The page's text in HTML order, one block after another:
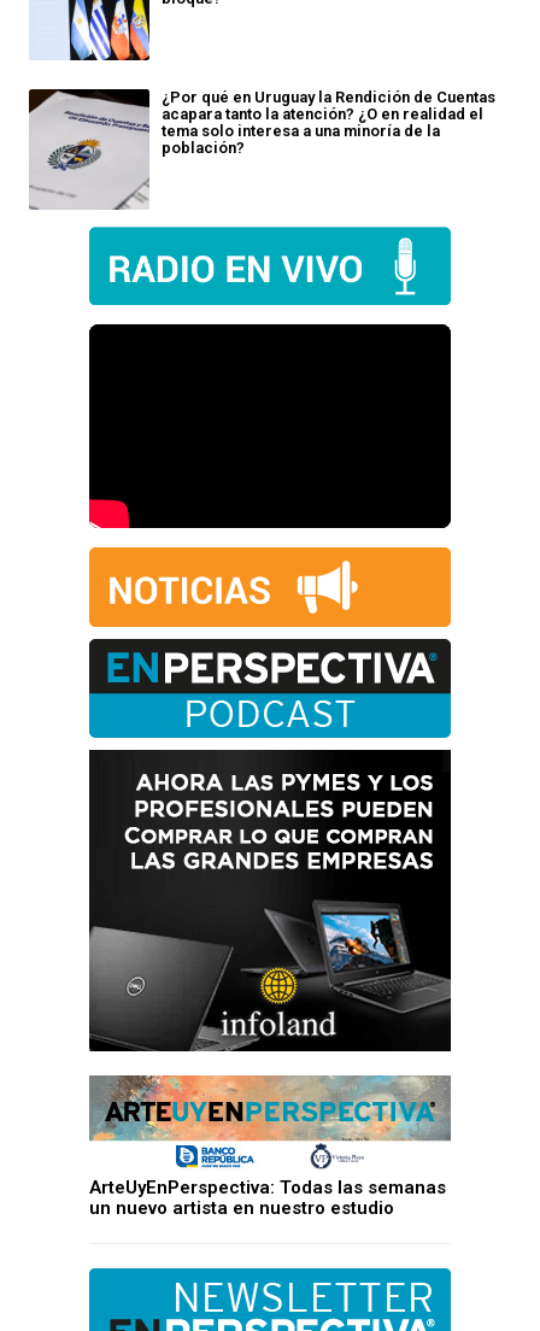
¿Por qué en Uruguay la Rendición de Cuentas
acapara tanto la atención? ¿O en realidad el
tema solo interesa a una minoría de la
población?
ArteUyEnPerspectiva: Todas las semanas
un nuevo artista en nuestro estudio